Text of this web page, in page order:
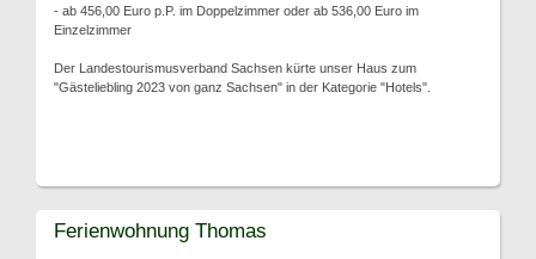
- ab 456,00 Euro p.P. im Doppelzimmer oder ab 536,00 Euro im
Einzelzimmer
Der Landestourismusverband Sachsen kürte unser Haus zum
"Gästeliebling 2023 von ganz Sachsen" in der Kategorie "Hotels".
Ferienwohnung Thomas